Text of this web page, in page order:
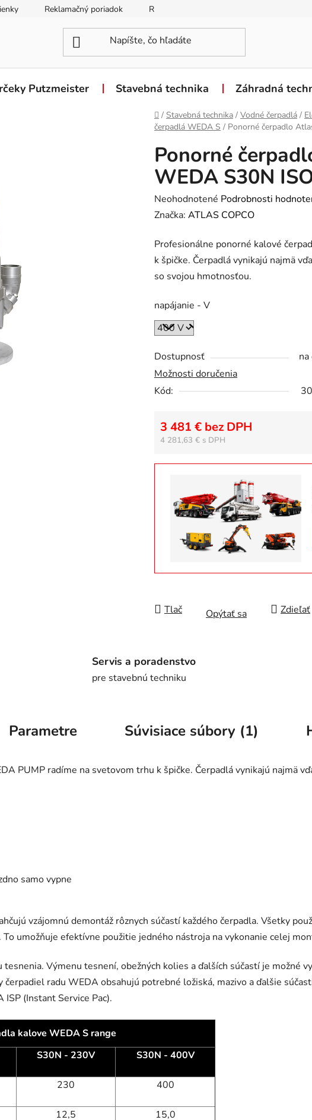
Reklamačný poriadok Reklamačný formulár
Putzmeister Stavebná technika Záhradná
Domov
/ Stavebná technika / Vodné čerpadlá /
čerpadlá WEDA S / Ponorné čerpadlo
Ponorné
WEDA S30N
Priemerné
hodnotenie
je
0,0
z
hviezdičiek.
Neohodnotené Podrobnosti
Značka: ATLAS COPCO
Profesionálne ponorné kalové
k špičke. Čerpadlá vynikajú najmä
so svojou hmotnosťou.
napájanie - V
Dostupnosť
Možnosti doručenia
Kód:
4 281,63 €
3 481 € bez DPH
Tlač Opýtať sa Zdieľať
Servis a poradenstvo
pre stavebnú techniku
Parametre Súvisiace súbory (1)
PUMP radíme na svetovom trhu k špičke. Čerpadlá vynikajú najmä
samo vypne
vzájomnú demontáž rôznych súčastí každého čerpadla. Všetky
umožňuje efektívne použitie jedného nástroja na vykonanie celej
Výmenu tesnení, obežných kolies a ďalších súčastí je možné
radu WEDA obsahujú potrebné ložiská, mazivo a ďalšie
(Instant Service Pac).
kalove WEDA S range
S30N - 230V S30N - 400V
230 400
12,5 15,0